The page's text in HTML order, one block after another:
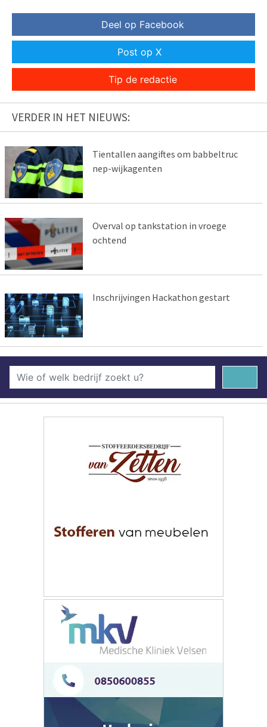
Deel op Facebook
Post op X
Tip de redactie
VERDER IN HET NIEUWS:
Tientallen aangiftes om babbeltruc
nep-wijkagenten
Overval op tankstation in vroege
ochtend
Inschrijvingen Hackathon gestart